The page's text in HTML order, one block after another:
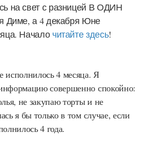
на свет с разницей В ОДИН
Диме, а 4 декабря Юне
Начало читайте здесь!
исполнилось 4 месяца. Я
совершенно спокойно:
не закупаю торты и не
я бы только в том случае, если
4 года.